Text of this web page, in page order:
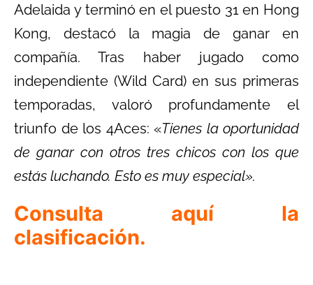
Adelaida y terminó en el puesto 31 en Hong
Kong, destacó la magia de ganar en
compañía. Tras haber jugado como
independiente (Wild Card) en sus primeras
temporadas, valoró profundamente el
triunfo de los 4Aces: «Tienes la oportunidad
de ganar con otros tres chicos con los que
estás luchando. Esto es muy especial».
Consulta aquí la
clasificación.